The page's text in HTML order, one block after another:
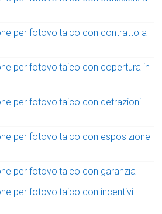
per fotovoltaico con contratto a
per fotovoltaico con copertura in
per fotovoltaico con detrazioni
per fotovoltaico con esposizione
per fotovoltaico con garanzia
per fotovoltaico con incentivi